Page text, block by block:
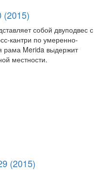
(2015)
собой двуподвес с
кантри по умеренно-
рама Merida выдержит
местности.
(2015)